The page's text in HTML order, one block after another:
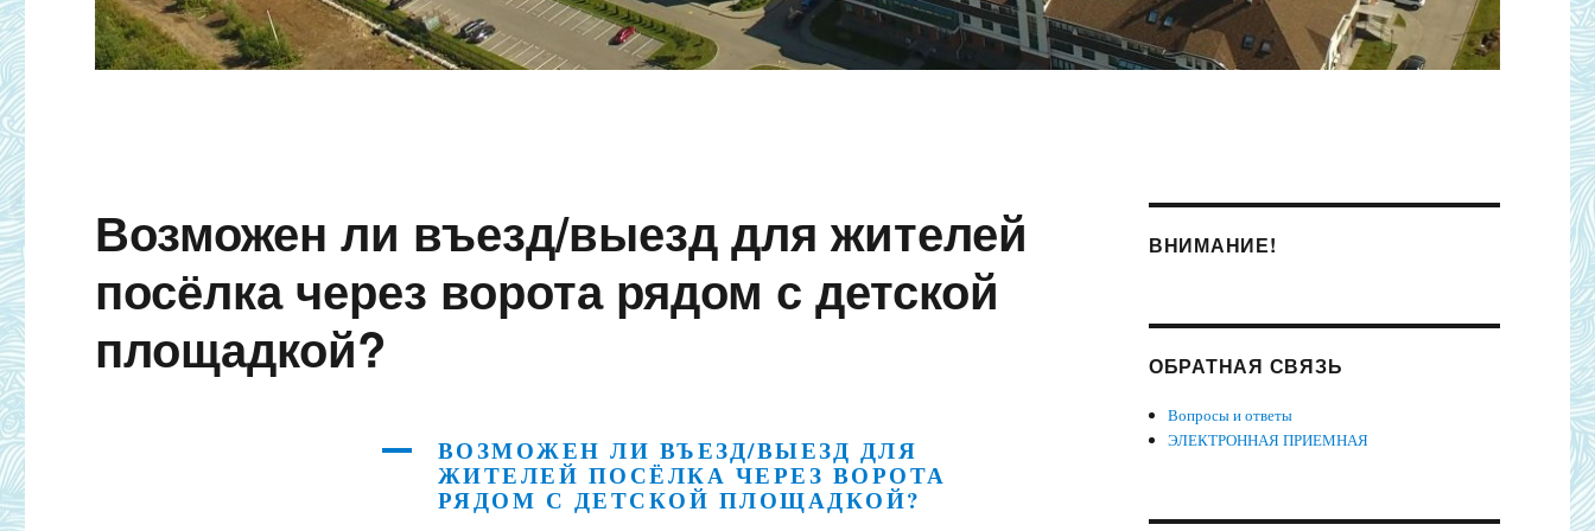
Возможен ли въезд/выезд для жителей
посёлка через ворота рядом с детской
площадкой?
A ВОЗМОЖЕН ЛИ ВЪЕЗД/ВЫЕЗД ДЛЯ
ЖИТЕЛЕЙ ПОСЁЛКА ЧЕРЕЗ ВОРОТА
РЯДОМ С ДЕТСКОЙ ПЛОЩАДКОЙ?
ВНИМАНИЕ!
ОБРАТНАЯ СВЯЗЬ
Вопросы и ответы
ЭЛЕКТРОННАЯ ПРИЕМНАЯ